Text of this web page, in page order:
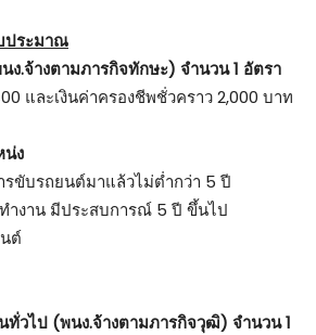
ประมาณ
ง.จ้างตามภารกิจทักษะ) จำนวน 1 อัตรา
และเงินค่าครองชีพชั่วคราว 2,000 บาท
ง
ขับรถยนต์มาแล้วไม่ต่ำกว่า 5 ปี
ำงาน มีประสบการณ์ 5 ปี ขึ้นไป
ต์
ทั่วไป (พนง.จ้างตามภารกิจวุฒิ) จำนวน 1